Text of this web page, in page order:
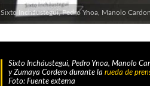
Sixto Incháustegui, Pedro Ynoa, Manolo
Sixto Incháustegui, Pedro Ynoa, Manolo
y Zumaya Cordero durante la rueda de
Foto: Fuente externa